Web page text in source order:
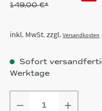
149,00 €*
inkl. MwSt. zzgl. Versandkosten
Sofort
Werktage